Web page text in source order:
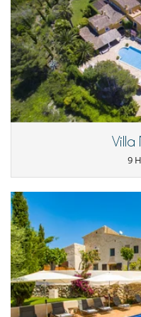
La casa de huéspedes
2016 con 2 dormitorios y baño.
- Dormitorio 1 - 1 cama doble
cabina de ducha
- Dormitorio 2 - 1 cama doble
baño (sin ducha), cabina de
baño familiar en el primer piso
- Dormitorio 5 - 1 cama doble
- Dormitorio 6 - 1 cama
- Dormitorio 7 - 1 cama
- Aseo, cabina de ducha, baño
- Dormitorio 8 - 1 cama doble
- Dormitorio 9 - 1 cama doble
- Aseo, baño familiar en planta
- 1 WC separado
- WC, cabina de ducha
Coche: recomendado
- El depósito de la reserva no
- Anulación a menos de45
la reserva.
- No presentado (No show)
Villa
9